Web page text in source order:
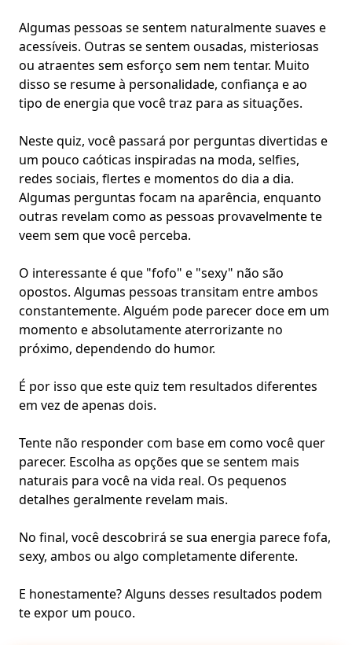
Algumas pessoas se sentem naturalmentesuaves e
acessíveis. Outras se sentem ousadas, misteriosas
ou atraentes sem esforço sem nem tentar. Muito
disso se resume à personalidade, confiança e ao
tipo deenergia que você traz para as situações.
Neste quiz, você passará por perguntas divertidas e
um pouco caóticas inspiradas na moda, selfies,
redes sociais, flertes e momentos do dia a dia.
Algumas perguntas focam na aparência, enquanto
outras revelam como as pessoas provavelmente te
veem sem que você perceba.
O interessante é que "fofo" e "sexy" não são
opostos. Algumas pessoas transitam entre ambos
constantemente. Alguém pode parecer doce em um
momento e absolutamente aterrorizante no
próximo, dependendo do humor.
É por isso que este quiz tem resultados diferentes
em vez de apenas dois.
Tente não responder com base em como você quer
parecer. Escolha as opções que se sentem mais
naturais para você na vida real. Os pequenos
detalhes geralmente revelam mais.
No final, você descobrirá se sua energia parece fofa,
sexy, ambos ou algo completamente diferente.
E honestamente? Alguns desses resultados podem
te expor um pouco.